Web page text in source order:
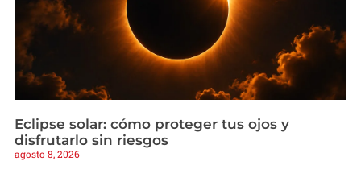
Eclipse solar: cómo proteger tus ojos y
disfrutarlo sin riesgos
agosto 8, 2026